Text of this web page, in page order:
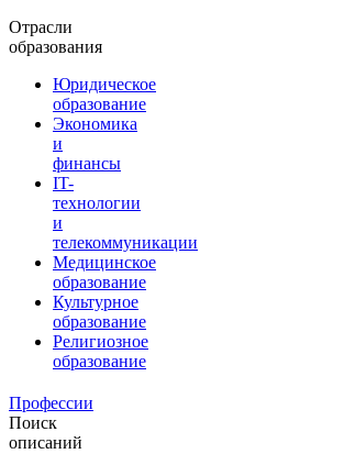
Отрасли
образования
Юридическое
образование
Экономика
и
финансы
IT-
технологии
и
телекоммуникации
Медицинское
образование
Культурное
образование
Религиозное
образование
Профессии
Поиск
описаний